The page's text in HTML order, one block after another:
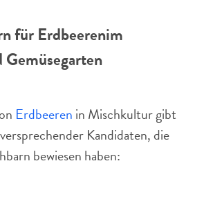
für Erdbeerenim
Erdbeeren in Mischkultur gibt
Kandidaten, die
bewiesen haben: